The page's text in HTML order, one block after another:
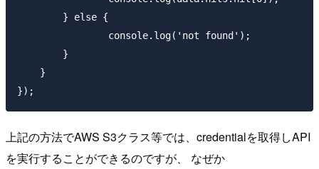
    }
上記の方法でAWS S3クラス等では、credentialを取得しAPI
を実行することができるのですが、 なぜか